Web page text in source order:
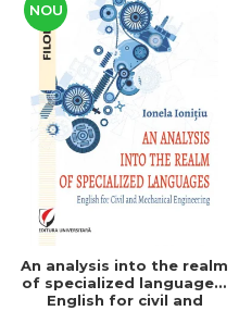
NOU
An analysis into the realm
of specialized languages.
English for civil and